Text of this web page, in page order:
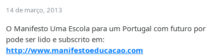
14 de março, 2013
O Manifesto Uma Escola para um Portugal com futuro por
pode ser lido e subscrito em:
http://www.manifestoeducacao.com